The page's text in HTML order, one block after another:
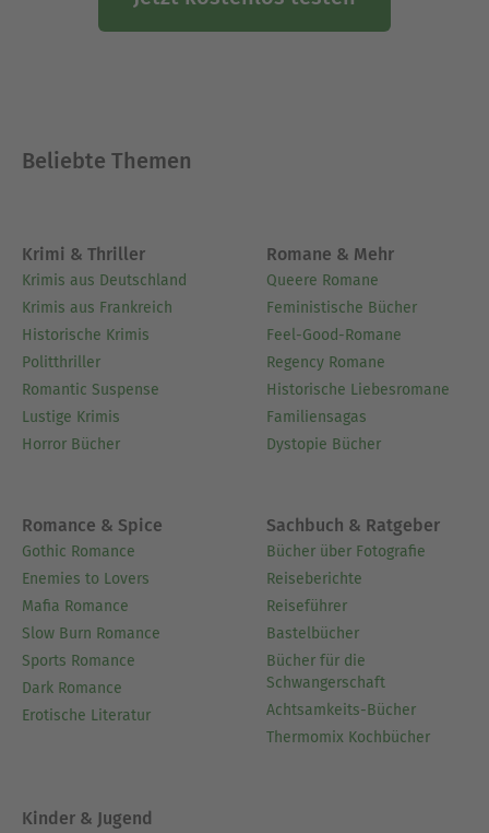
Beliebte Themen
Krimi & Thriller
Krimis aus Deutschland
Krimis aus Frankreich
Historische Krimis
Politthriller
Romantic Suspense
Lustige Krimis
Horror Bücher
Romane & Mehr
Queere Romane
Feministische Bücher
Feel-Good-Romane
Regency Romane
Historische Liebesromane
Familiensagas
Dystopie Bücher
Romance & Spice
Gothic Romance
Enemies to Lovers
Mafia Romance
Slow Burn Romance
Sports Romance
Dark Romance
Erotische Literatur
Sachbuch & Ratgeber
Bücher über Fotografie
Reiseberichte
Reiseführer
Bastelbücher
Bücher für die
Schwangerschaft
Achtsamkeits-Bücher
Thermomix Kochbücher
Kinder & Jugend